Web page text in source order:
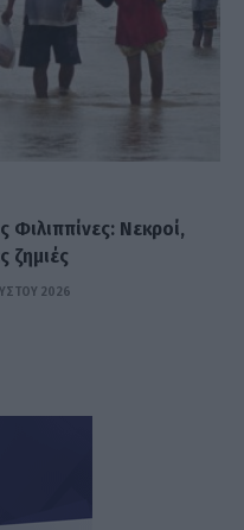
Φιλιππίνες: Νεκροί,
ζημιές
2026